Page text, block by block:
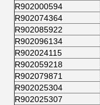
R902000594
R902074364
R902085922
R902096134
R902024115
R902059218
R902079871
R902025304
R902025307